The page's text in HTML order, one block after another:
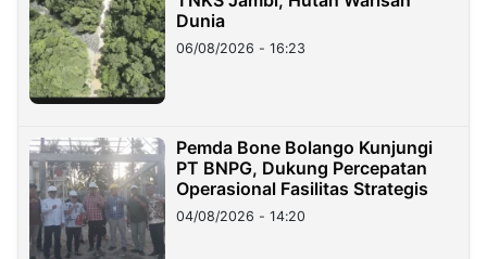
Dunia
06/08/2026 - 16:23
Pemda Bone Bolango Kunjungi
PT BNPG, Dukung Percepatan
Operasional Fasilitas Strategis
04/08/2026 - 14:20